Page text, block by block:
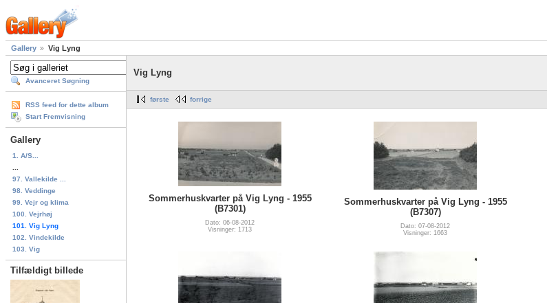
Gallery Vig Lyng
Avanceret Søgning
RSS feed for dette album
Start Fremvisning
Gallery
1. A/S...
97. Vallekilde ...
98. Veddinge
99. Vejr og klima
100. Vejrhøj
101. Vig Lyng
102. Vindekilde
103. Vig
Tilfældigt billede
Vig Lyng
første forrige
Sommerhuskvarter på Vig Lyng - 1955
(B7301)
Dato: 06-08-2012
Visninger: 1713
Sommerhuskvarter på Vig Lyng - 1955
(B7307)
Dato: 07-08-2012
Visninger: 1663